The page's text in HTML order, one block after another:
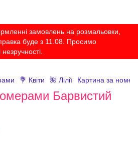
замовлень на розмальовки,
буде з 11.08. Просимо
💐 Квіти 🌺 Лілії Картина за
Барвистий